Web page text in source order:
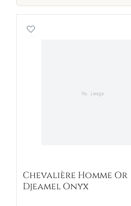
Chevalière Homme Or
Djeamel Onyx